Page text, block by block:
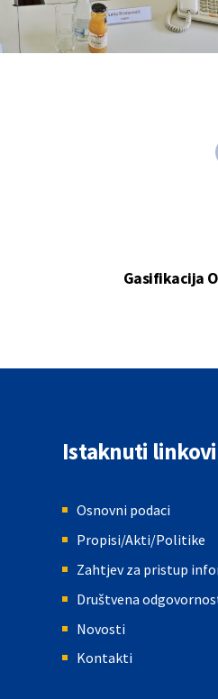
Gasifikacija
Istaknuti linkovi
Osnovni podaci
Propisi/Akti/Politike
Zahtjev za pristup
Društvena
Novosti
Kontakti